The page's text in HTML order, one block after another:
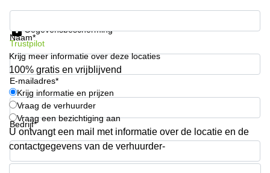
Antwerpen
Locaux
commerciaux
à louer en
Bruxelles
Kantoor
te huur
in Sint-
Niklaas
Naam*
E-mailadres*
Bedrijf*
Telefoonnummer*
Gegevensbescherming
Trustpilot
Krijg meer informatie over deze locaties
100% gratis en vrijblijvend
Krijg informatie en prijzen
Vraag de verhuurder
Vraag een bezichtiging aan
U ontvangt een mail met informatie over de locatie en de
contactgegevens van de verhuurder-